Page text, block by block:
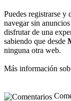
Puedes registrarse y
navegar sin
disfrutar de una
sabiendo que desde
ninguna otra web.
Más información